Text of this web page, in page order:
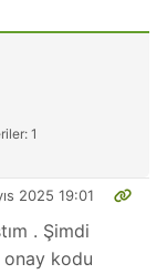
1
2025 19:01
. Şimdi
kodu